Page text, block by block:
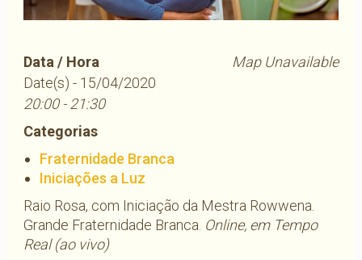
Map Unavailable
Data / Hora
Date(s) - 15/04/2020
20:00 - 21:30
Categorias
Fraternidade Branca
Iniciações a Luz
Raio Rosa, com Iniciação da Mestra Rowwena.
Grande Fraternidade Branca. Online, em Tempo
Real (ao vivo)